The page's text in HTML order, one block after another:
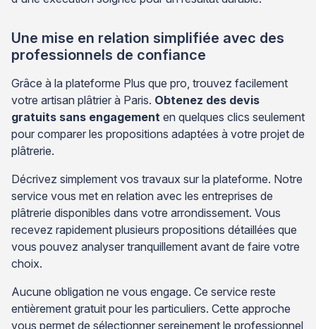
Une mise en relation simplifiée avec des
professionnels de confiance
Grâce à la plateforme Plus que pro, trouvez facilement
votre artisan plâtrier à Paris. Obtenez des devis
gratuits sans engagement en quelques clics seulement
pour comparer les propositions adaptées à votre projet de
plâtrerie.
Décrivez simplement vos travaux sur la plateforme. Notre
service vous met en relation avec les entreprises de
plâtrerie disponibles dans votre arrondissement. Vous
recevez rapidement plusieurs propositions détaillées que
vous pouvez analyser tranquillement avant de faire votre
choix.
Aucune obligation ne vous engage. Ce service reste
entièrement gratuit pour les particuliers. Cette approche
vous permet de sélectionner sereinement le professionnel